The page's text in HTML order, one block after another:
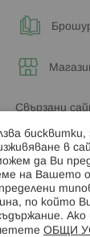
Свързани
бисквитки,
в
да Ви
на Вашето
по който
ОБЩИ